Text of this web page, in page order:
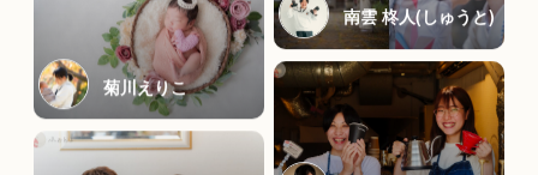
JUNKI
南雲 柊人(しゅうと)